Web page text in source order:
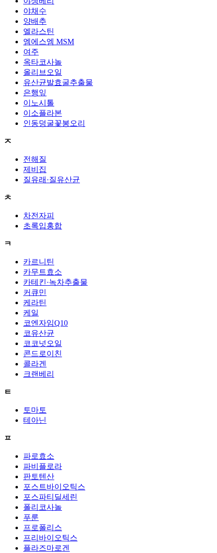
야채수
양배추
엘라스틴
엠에스엠 MSM
여주
옥타코사놀
올리브오일
유산균발효굴추출물
은행잎
이노시톨
이소플라본
인동덩굴꽃봉오리
ㅈ
전해질
제비집
질유래·질유산균
ㅊ
차전자피
초록입홍합
ㅋ
카르니틴
카무트효소
카테킨·녹차추출물
커큐민
케라틴
케일
코엔자임Q10
코유산균
코코넛오일
콘드로이친
콜라겐
크랜베리
ㅌ
토마토
테아닌
ㅍ
파로효소
파비플로라
판토텐산
포스트바이오틱스
포스파티딜세린
폴리코사놀
푸룬
프로폴리스
프리바이오틱스
플라즈마로겐